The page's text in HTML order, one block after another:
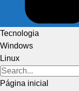
Tecnologia
Windows
Linux
Página inicial